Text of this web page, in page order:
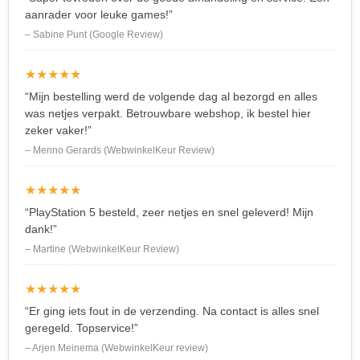
aanrader voor leuke games!”
– Sabine Punt (Google Review)
★★★★★
“Mijn bestelling werd de volgende dag al bezorgd en alles
was netjes verpakt. Betrouwbare webshop, ik bestel hier
zeker vaker!”
– Menno Gerards (WebwinkelKeur Review)
★★★★★
“PlayStation 5 besteld, zeer netjes en snel geleverd! Mijn
dank!”
– Martine (WebwinkelKeur Review)
★★★★★
“Er ging iets fout in de verzending. Na contact is alles snel
geregeld. Topservice!”
– Arjen Meinema (WebwinkelKeur review)